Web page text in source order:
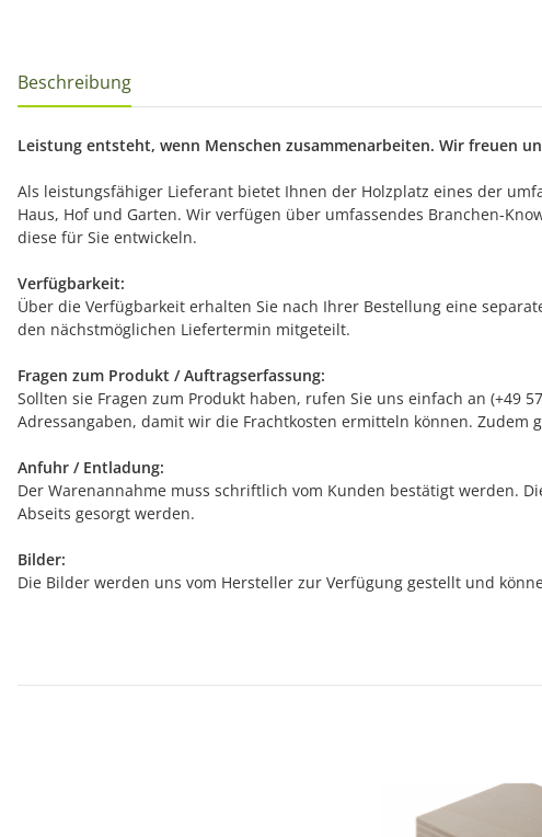
Beschreibung
Leistung entsteht, wenn Menschen zusammenarbeiten. Wir freuen
Als leistungsfähiger Lieferant bietet Ihnen der Holzplatz eines der
Haus, Hof und Garten. Wir verfügen über umfassendes Branchen-
diese für Sie entwickeln.
Verfügbarkeit:
Über die Verfügbarkeit erhalten Sie nach Ihrer Bestellung eine
den nächstmöglichen Liefertermin mitgeteilt.
Fragen zum Produkt / Auftragserfassung:
Sollten sie Fragen zum Produkt haben, rufen Sie uns einfach an (+49
Adressangaben, damit wir die Frachtkosten ermitteln können. Zudem
Anfuhr / Entladung:
Der Warenannahme muss schriftlich vom Kunden bestätigt werden.
Abseits gesorgt werden.
Bilder:
Die Bilder werden uns vom Hersteller zur Verfügung gestellt und